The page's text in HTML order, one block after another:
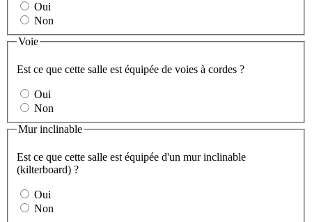
Oui
Non
Voie
Est ce que cette salle est équipée de voies à cordes ?
Oui
Non
Mur inclinable
Est ce que cette salle est équipée d'un mur inclinable
(kilterboard) ?
Oui
Non